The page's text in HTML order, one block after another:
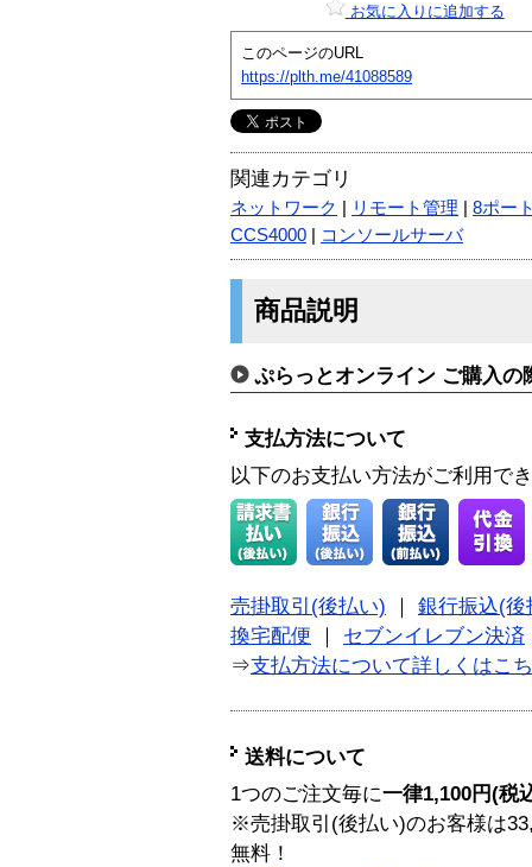
お気に入りに追加する
このページのURL
https://plth.me/41088589
関連カテゴリ
ネットワーク リモート管理
8ポー
CCS4000
コンソールサーバ
商品説明
ぷらっとオンライン ご購入の
支払方法について
以下のお支払い方法がご利用で
売掛取引(後払い)
銀行振込(後
換宅配便
セブンイレブン決済
⇒支払方法について詳しくはこ
送料について
1つのご注文毎に一律1,100円(税
※売掛取引(後払い)のお客様は
無料！